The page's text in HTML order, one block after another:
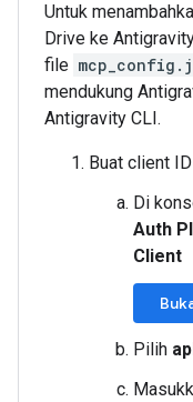
Untuk
Drive ke
file
mendukung
Antigravity CLI.
Buat client
Di
Auth
Client
Pilih